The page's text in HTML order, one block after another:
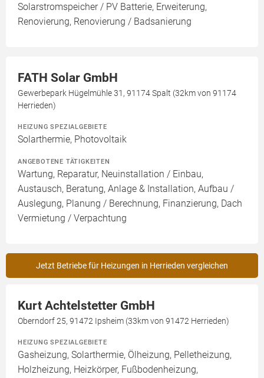
Solarstromspeicher / PV Batterie, Erweiterung,
Renovierung, Renovierung / Badsanierung
FATH Solar GmbH
Gewerbepark Hügelmühle 31, 91174 Spalt (32km von 91174
Herrieden)
HEIZUNG SPEZIALGEBIETE
Solarthermie, Photovoltaik
ANGEBOTENE TÄTIGKEITEN
Wartung, Reparatur, Neuinstallation / Einbau,
Austausch, Beratung, Anlage & Installation, Aufbau /
Auslegung, Planung / Berechnung, Finanzierung, Dach
Vermietung / Verpachtung
Jetzt Betriebe für Heizungen in Herrieden vergleichen
Kurt Achtelstetter GmbH
Oberndorf 25, 91472 Ipsheim (33km von 91472 Herrieden)
HEIZUNG SPEZIALGEBIETE
Gasheizung, Solarthermie, Ölheizung, Pelletheizung,
Holzheizung, Heizkörper, Fußbodenheizung,